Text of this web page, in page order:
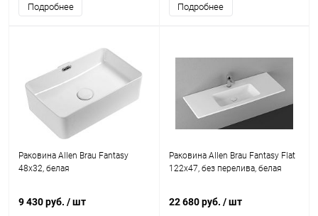
Подробнее Подробнее
Раковина Allen Brau Fantasy
48x32, белая
9 430 руб. / шт
Раковина Allen Brau Fantasy Flat
122x47, без перелива, белая
22 680 руб. / шт